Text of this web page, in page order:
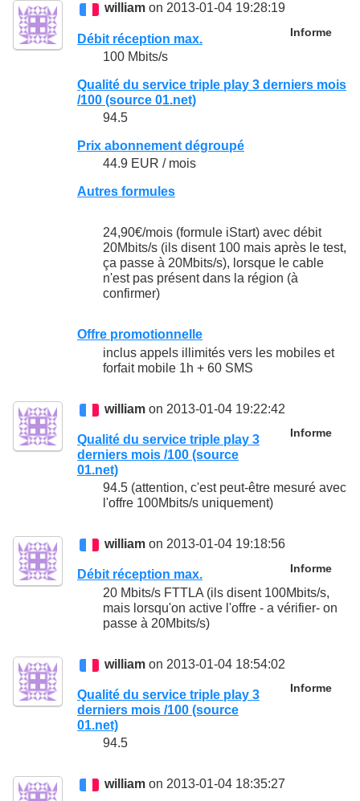
william on 2013-01-04 19:28:19
Informe
Débit réception max.
100 Mbits/s
Qualité du service triple play 3 derniers mois
/100 (source 01.net)
94.5
Prix abonnement dégroupé
44.9 EUR / mois
Autres formules
24,90€/mois (formule iStart) avec débit
20Mbits/s (ils disent 100 mais après le test,
ça passe à 20Mbits/s), lorsque le cable
n'est pas présent dans la région (à
confirmer)
Offre promotionnelle
inclus appels illimités vers les mobiles et
forfait mobile 1h + 60 SMS
william on 2013-01-04 19:22:42
Informe
Qualité du service triple play 3
derniers mois /100 (source
01.net)
94.5 (attention, c'est peut-être mesuré avec
l'offre 100Mbits/s uniquement)
william on 2013-01-04 19:18:56
Informe
Débit réception max.
20 Mbits/s FTTLA (ils disent 100Mbits/s,
mais lorsqu'on active l'offre - a vérifier- on
passe à 20Mbits/s)
william on 2013-01-04 18:54:02
Informe
Qualité du service triple play 3
derniers mois /100 (source
01.net)
94.5
william on 2013-01-04 18:35:27